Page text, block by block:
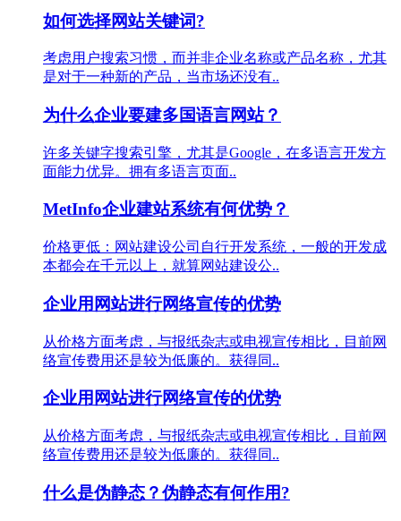
如何选择网站关键词?
考虑用户搜索习惯，而并非企业名称或产品名称，尤其
是对于一种新的产品，当市场还没有..
为什么企业要建多国语言网站？
许多关键字搜索引擎，尤其是Google，在多语言开发方
面能力优异。拥有多语言页面..
MetInfo企业建站系统有何优势？
价格更低：网站建设公司自行开发系统，一般的开发成
本都会在千元以上，就算网站建设公..
企业用网站进行网络宣传的优势
从价格方面考虑，与报纸杂志或电视宣传相比，目前网
络宣传费用还是较为低廉的。获得同..
企业用网站进行网络宣传的优势
从价格方面考虑，与报纸杂志或电视宣传相比，目前网
络宣传费用还是较为低廉的。获得同..
什么是伪静态？伪静态有何作用?